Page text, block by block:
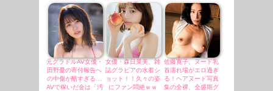
い、最高！！
ｗｗ
元グラドルAV女優・
田野憂の寄付報告へ
の中傷が酷すぎる…
AVで稼いだ金は「汚
女優・森日菜美、雑
誌グラビアの水着シ
ョット！！久々の姿
にファン悶絶ｗｗ
佐藤寛子、ヌード乳
首濡れ場がエロ過ぎ
る！ヘアヌード写真
集の全裸、全盛期グ